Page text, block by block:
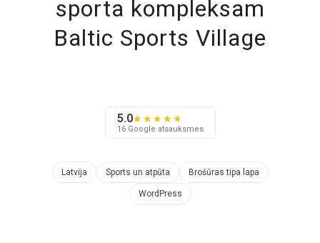
sporta kompleksam
Baltic Sports Village
5.0★★★★★
16 Google atsauksmes
Latvija Sports un atpūta Brošūras tipa lapa
WordPress